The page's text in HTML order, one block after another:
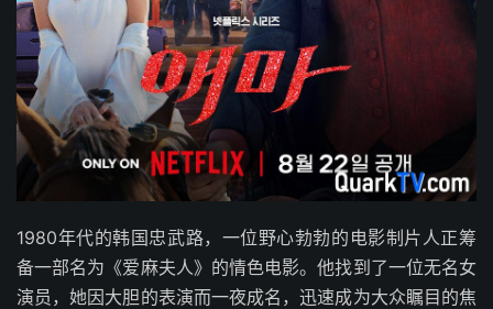
1980年代的韩国忠武路，一位野心勃勃的电影制片人正筹
备一部名为《爱麻夫人》的情色电影。他找到了一位无名女
演员，她因大胆的表演而一夜成名，迅速成为大众瞩目的焦